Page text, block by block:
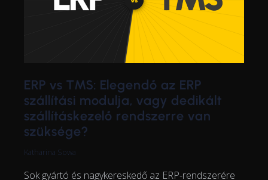
ERP vs TMS: Elegendő az ERP
szállítási modulja, vagy dedikált
szállításkezelő rendszerre van
szüksége?
Katharina Sowa
Sok gyártó és nagykereskedő az ERP-rendszerére